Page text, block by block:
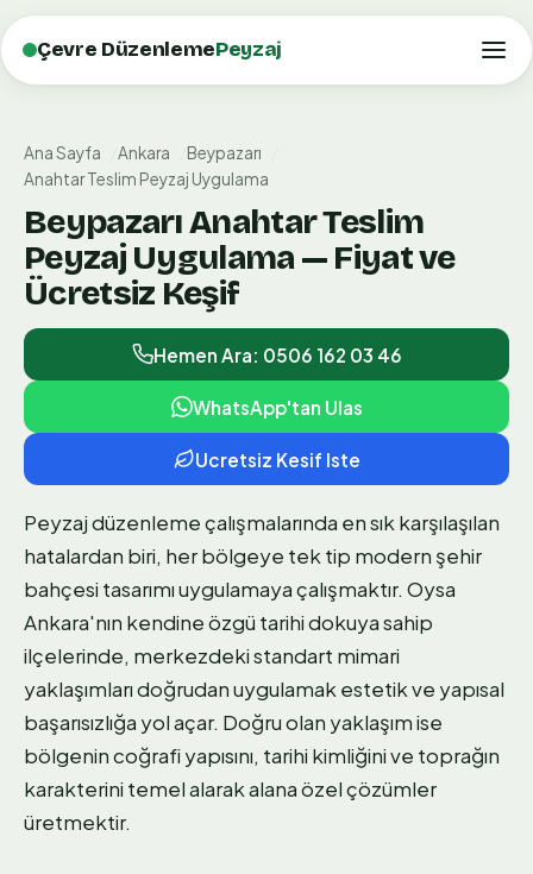
Çevre DüzenlemePeyzaj
Ana Sayfa Ankara
Beypazarı
Anahtar Teslim Peyzaj Uygulama
Beypazarı Anahtar Teslim
Peyzaj Uygulama — Fiyat ve
Ücretsiz Keşif
Hemen Ara: 0506 162 03 46
WhatsApp'tan Ulas
Ucretsiz Kesif Iste
Peyzaj düzenleme çalışmalarında en sık karşılaşılan
hatalardan biri, her bölgeye tek tip modern şehir
bahçesi tasarımı uygulamaya çalışmaktır. Oysa
Ankara'nın kendine özgü tarihi dokuya sahip
ilçelerinde, merkezdeki standart mimari
yaklaşımları doğrudan uygulamak estetik ve yapısal
başarısızlığa yol açar. Doğru olan yaklaşım ise
bölgenin coğrafi yapısını, tarihi kimliğini ve toprağın
karakterini temel alarak alana özel çözümler
üretmektir.